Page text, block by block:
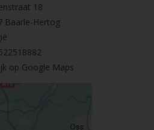
18
Baarle-Hertog
op Google Maps